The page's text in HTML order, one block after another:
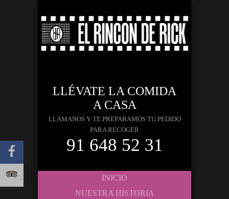
LLÉVATE LA COMIDA
A CASA
LLÁMANOS Y TE PREPARAMOS TU PEDIDO
PARA RECOGER
91 648 52 31
INICIO
NUESTRA HISTORIA